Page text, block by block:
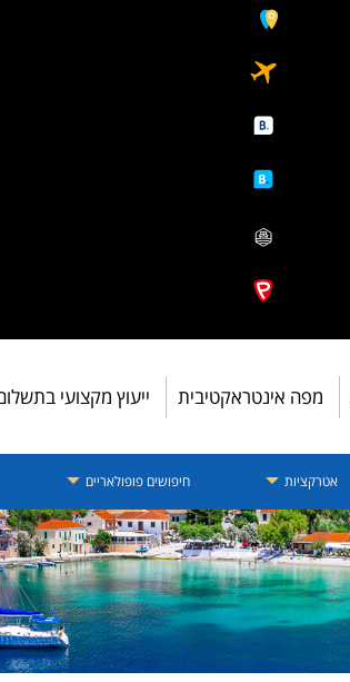
מפה אינטראקטיבית ייעוץ מקצועי
אטרקציות חיפושים פופולאריים